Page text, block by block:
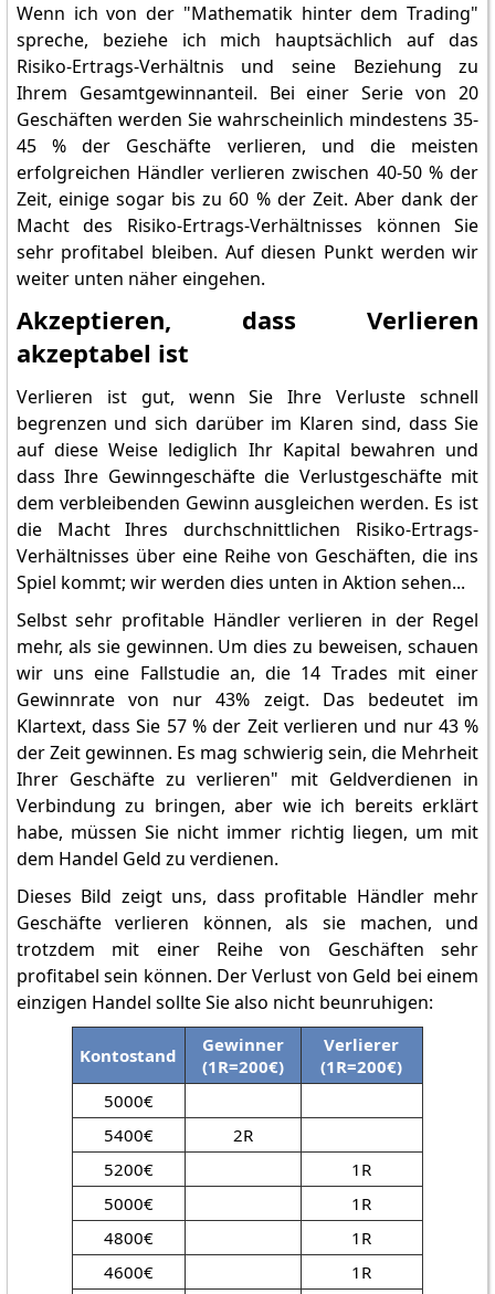
Wenn ich von der "Mathematik hinter dem Trading"
spreche, beziehe ich mich hauptsächlich auf das
Risiko-Ertrags-Verhältnis und seine Beziehung zu
Ihrem Gesamtgewinnanteil. Bei einer Serie von 20
Geschäften werden Sie wahrscheinlich mindestens 35-
45 % der Geschäfte verlieren, und die meisten
erfolgreichen Händler verlieren zwischen 40-50 % der
Zeit, einige sogar bis zu 60 % der Zeit. Aber dank der
Macht des Risiko-Ertrags-Verhältnisses können Sie
sehr profitabel bleiben. Auf diesen Punkt werden wir
weiter unten näher eingehen.
Akzeptieren, dass Verlieren
akzeptabel ist
Verlieren ist gut, wenn Sie Ihre Verluste schnell
begrenzen und sich darüber im Klaren sind, dass Sie
auf diese Weise lediglich Ihr Kapital bewahren und
dass Ihre Gewinngeschäfte die Verlustgeschäfte mit
dem verbleibenden Gewinn ausgleichen werden. Es ist
die Macht Ihres durchschnittlichen Risiko-Ertrags-
Verhältnisses über eine Reihe von Geschäften, die ins
Spiel kommt; wir werden dies unten in Aktion sehen...
Selbst sehr profitable Händler verlieren in der Regel
mehr, als sie gewinnen. Um dies zu beweisen, schauen
wir uns eine Fallstudie an, die 14 Trades mit einer
Gewinnrate von nur 43% zeigt. Das bedeutet im
Klartext, dass Sie 57 % der Zeit verlieren und nur 43 %
der Zeit gewinnen. Es mag schwierig sein, die Mehrheit
Ihrer Geschäfte zu verlieren" mit Geldverdienen in
Verbindung zu bringen, aber wie ich bereits erklärt
habe, müssen Sie nicht immer richtig liegen, um mit
dem Handel Geld zu verdienen.
Dieses Bild zeigt uns, dass profitable Händler mehr
Geschäfte verlieren können, als sie machen, und
trotzdem mit einer Reihe von Geschäften sehr
profitabel sein können. Der Verlust von Geld bei einem
einzigen Handel sollte Sie also nicht beunruhigen:
Kontostand
Gewinner
(1R=200€)
Verlierer
(1R=200€)
5000€
5400€
2R
5200€
1R
5000€
1R
4800€
1R
4600€
1R